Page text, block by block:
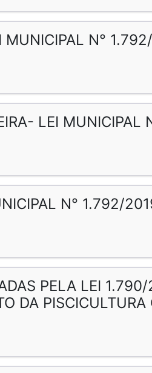
MUNICIPAL N°
LEI MUNICIPAL
N° 1.792/
PELA LEI
DA PISCICULTURA